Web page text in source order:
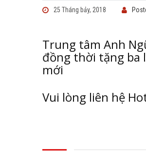
25 Tháng bảy, 2018
Trung tâm Anh
đồng thời tặng ba
mới
Vui lòng liên hệ